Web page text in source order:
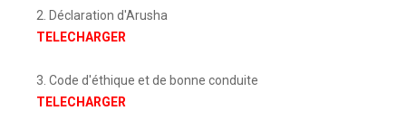
2. Déclaration d'Arusha
TELECHARGER
3. Code d'éthique et de bonne conduite
TELECHARGER